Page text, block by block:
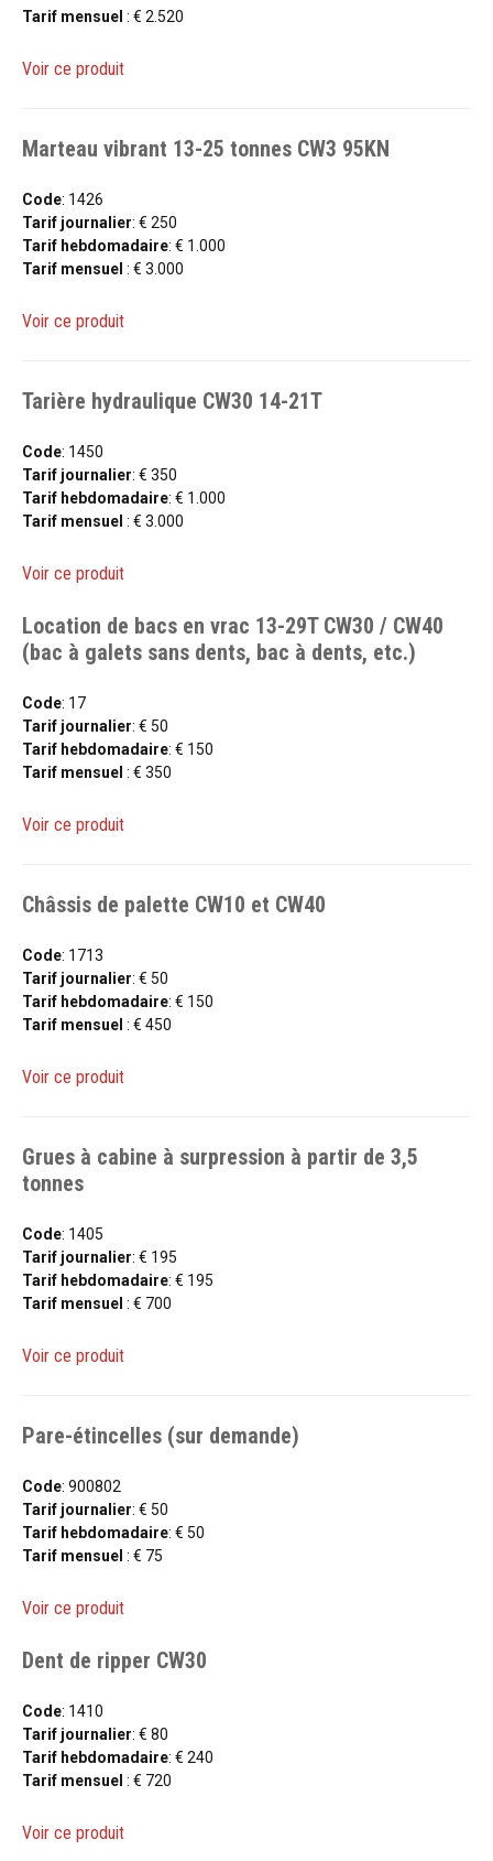
Tarif mensuel : € 2.520
Voir ce produit
Marteau vibrant 13-25 tonnes CW3 95KN
Code: 1426
Tarif journalier: € 250
Tarif hebdomadaire: € 1.000
Tarif mensuel : € 3.000
Voir ce produit
Tarière hydraulique CW30 14-21T
Code: 1450
Tarif journalier: € 350
Tarif hebdomadaire: € 1.000
Tarif mensuel : € 3.000
Voir ce produit
Location de bacs en vrac 13-29T CW30 / CW40
(bac à galets sans dents, bac à dents, etc.)
Code: 17
Tarif journalier: € 50
Tarif hebdomadaire: € 150
Tarif mensuel : € 350
Voir ce produit
Châssis de palette CW10 et CW40
Code: 1713
Tarif journalier: € 50
Tarif hebdomadaire: € 150
Tarif mensuel : € 450
Voir ce produit
Grues à cabine à surpression à partir de 3,5
tonnes
Code: 1405
Tarif journalier: € 195
Tarif hebdomadaire: € 195
Tarif mensuel : € 700
Voir ce produit
Pare-étincelles (sur demande)
Code: 900802
Tarif journalier: € 50
Tarif hebdomadaire: € 50
Tarif mensuel : € 75
Voir ce produit
Dent de ripper CW30
Code: 1410
Tarif journalier: € 80
Tarif hebdomadaire: € 240
Tarif mensuel : € 720
Voir ce produit